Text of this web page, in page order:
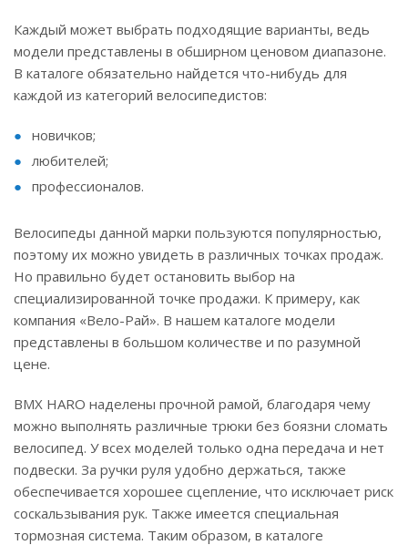
Каждый может выбрать подходящие варианты, ведь
модели представлены в обширном ценовом диапазоне.
В каталоге обязательно найдется что-нибудь для
каждой из категорий велосипедистов:
новичков;
любителей;
профессионалов.
Велосипеды данной марки пользуются популярностью,
поэтому их можно увидеть в различных точках продаж.
Но правильно будет остановить выбор на
специализированной точке продажи. К примеру, как
компания «Вело-Рай». В нашем каталоге модели
представлены в большом количестве и по разумной
цене.
BMX HARO наделены прочной рамой, благодаря чему
можно выполнять различные трюки без боязни сломать
велосипед. У всех моделей только одна передача и нет
подвески. За ручки руля удобно держаться, также
обеспечивается хорошее сцепление, что исключает риск
соскальзывания рук. Также имеется специальная
тормозная система. Таким образом, в каталоге